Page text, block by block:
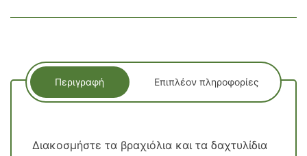
Περιγραφή Επιπλέον πληροφορίες
Διακοσμήστε τα βραχιόλια και τα δαχτυλίδια